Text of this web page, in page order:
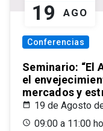
19 AGO
Conferencias
Seminario: “El
el
mercados y
19 de Agosto
09:00 a 11:00